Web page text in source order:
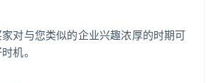
家对与您类似的企业兴趣浓厚的时期可
机。